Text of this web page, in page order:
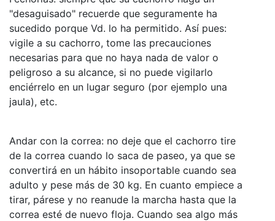
"desaguisado" recuerde que seguramente ha
sucedido porque Vd. lo ha permitido. Así pues:
vigile a su cachorro, tome las precauciones
necesarias para que no haya nada de valor o
peligroso a su alcance, si no puede vigilarlo
enciérrelo en un lugar seguro (por ejemplo una
jaula), etc.
Andar con la correa: no deje que el cachorro tire
de la correa cuando lo saca de paseo, ya que se
convertirá en un hábito insoportable cuando sea
adulto y pese más de 30 kg. En cuanto empiece a
tirar, párese y no reanude la marcha hasta que la
correa esté de nuevo floja. Cuando sea algo más